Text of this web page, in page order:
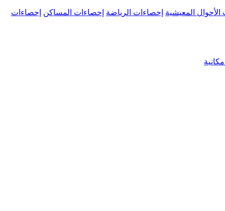
الأحوال المعيشية إحصاءات الرياضة إحصاءات المساكن إحصاءات